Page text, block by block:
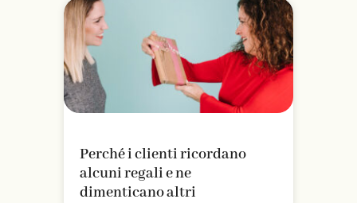
Perché i clienti ricordano
alcuni regali e ne
dimenticano altri